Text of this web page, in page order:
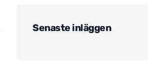
Senaste inläggen